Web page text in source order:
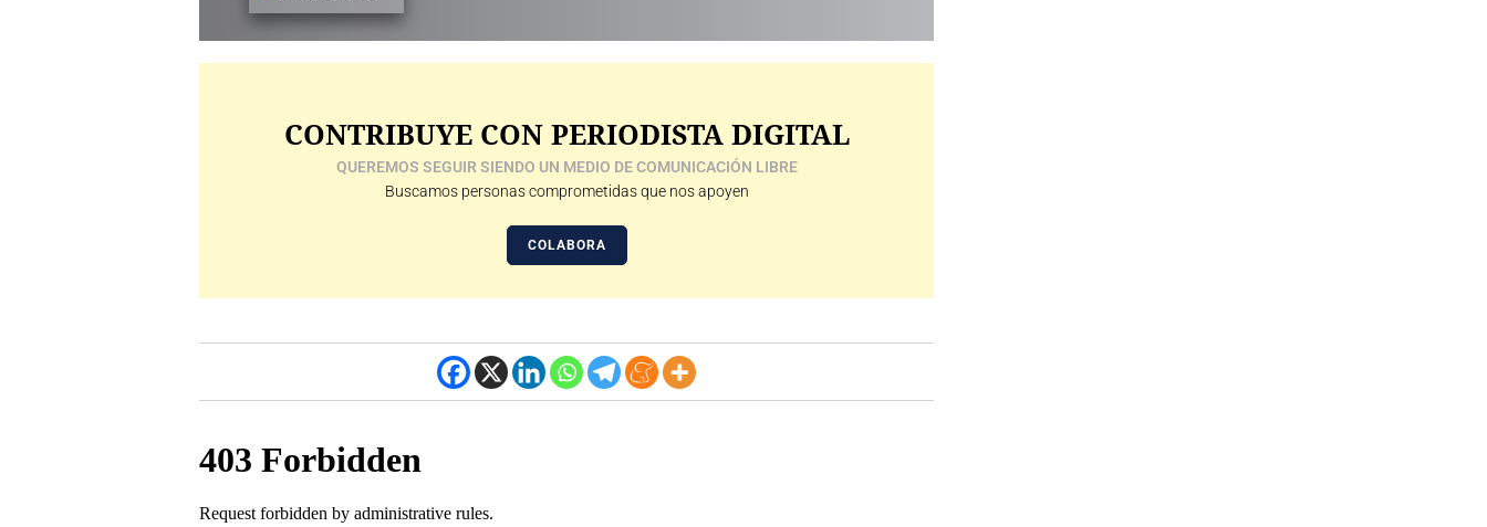
CONTRIBUYE CON PERIODISTA DIGITAL
QUEREMOS SEGUIR SIENDO UN MEDIO DE COMUNICACIÓN LIBRE
Buscamos personas comprometidas que nos apoyen
COLABORA